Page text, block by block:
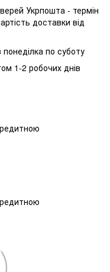
Укрпошта - термін
доставки від
по суботу
1-2 робочих днів